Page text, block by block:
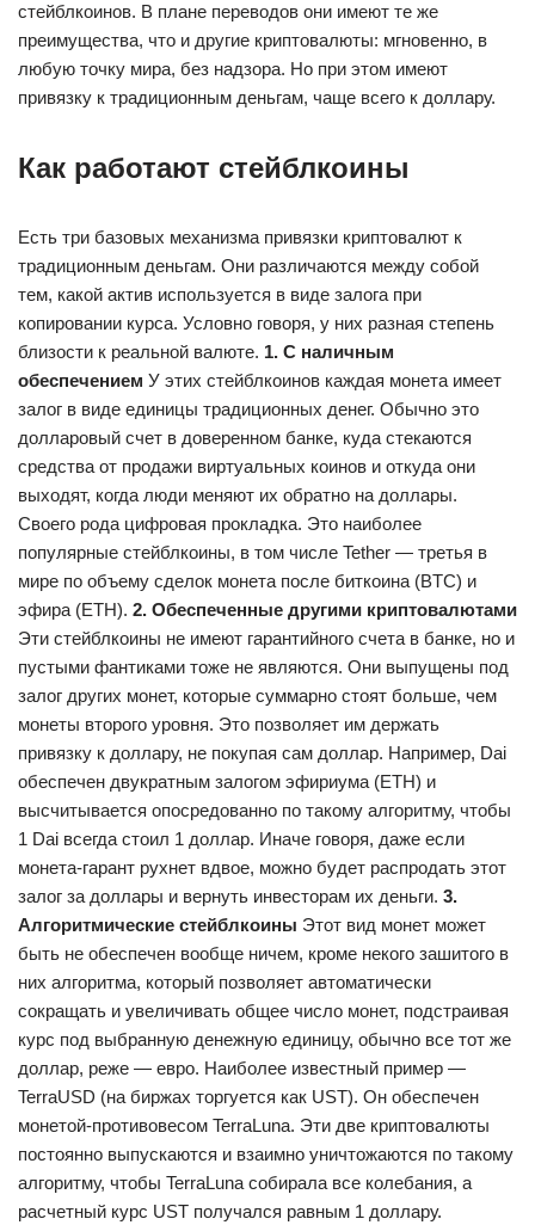
стейблкоинов. В плане переводов они имеют те же
преимущества, что и другие криптовалюты: мгновенно, в
любую точку мира, без надзора. Но при этом имеют
привязку к традиционным деньгам, чаще всего к доллару.
Как работают стейблкоины
Есть три базовых механизма привязки криптовалют к
традиционным деньгам. Они различаются между собой
тем, какой актив используется в виде залога при
копировании курса. Условно говоря, у них разная степень
близости к реальной валюте. 1. С наличным
обеспечением У этих стейблкоинов каждая монета имеет
залог в виде единицы традиционных денег. Обычно это
долларовый счет в доверенном банке, куда стекаются
средства от продажи виртуальных коинов и откуда они
выходят, когда люди меняют их обратно на доллары.
Своего рода цифровая прокладка. Это наиболее
популярные стейблкоины, в том числе Tether — третья в
мире по объему сделок монета после биткоина (BTC) и
эфира (ETH). 2. Обеспеченные другими криптовалютами
Эти стейблкоины не имеют гарантийного счета в банке, но и
пустыми фантиками тоже не являются. Они выпущены под
залог других монет, которые суммарно стоят больше, чем
монеты второго уровня. Это позволяет им держать
привязку к доллару, не покупая сам доллар. Например, Dai
обеспечен двукратным залогом эфириума (ETH) и
высчитывается опосредованно по такому алгоритму, чтобы
1 Dai всегда стоил 1 доллар. Иначе говоря, даже если
монета-гарант рухнет вдвое, можно будет распродать этот
залог за доллары и вернуть инвесторам их деньги. 3.
Алгоритмические стейблкоины Этот вид монет может
быть не обеспечен вообще ничем, кроме некого зашитого в
них алгоритма, который позволяет автоматически
сокращать и увеличивать общее число монет, подстраивая
курс под выбранную денежную единицу, обычно все тот же
доллар, реже — евро. Наиболее известный пример —
TerraUSD (на биржах торгуется как UST). Он обеспечен
монетой-противовесом TerraLuna. Эти две криптовалюты
постоянно выпускаются и взаимно уничтожаются по такому
алгоритму, чтобы TerraLuna собирала все колебания, а
расчетный курс UST получался равным 1 доллару.